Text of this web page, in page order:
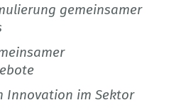
gemeinsamer
Innovation im Sektor